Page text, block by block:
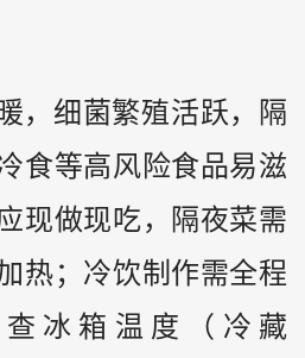
，细菌繁殖活跃，隔
食等高风险食品易滋
现做现吃，隔夜菜需
热；冷饮制作需全程
冰箱温度（冷藏